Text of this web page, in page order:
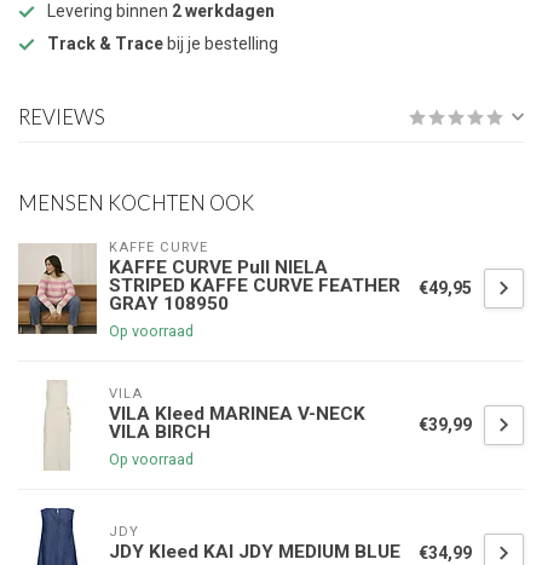
Levering binnen 2 werkdagen
Track & Trace bij je bestelling
REVIEWS
MENSEN KOCHTEN OOK
KAFFE CURVE
KAFFE CURVE Pull NIELA
STRIPED KAFFE CURVE FEATHER
GRAY 108950
Op voorraad
€49,95
VILA
VILA Kleed MARINEA V-NECK
VILA BIRCH
Op voorraad
€39,99
JDY
JDY Kleed KAI JDY MEDIUM BLUE €34,99